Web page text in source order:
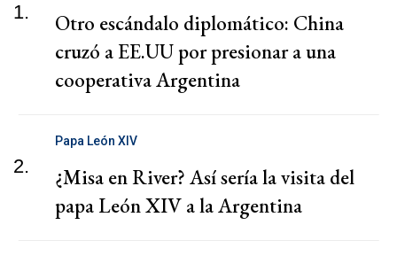
1.
Otro escándalo diplomático: China
cruzó a EE.UU por presionar a una
cooperativa Argentina
2.
Papa León XIV
¿Misa en River? Así sería la visita del
papa León XIV a la Argentina